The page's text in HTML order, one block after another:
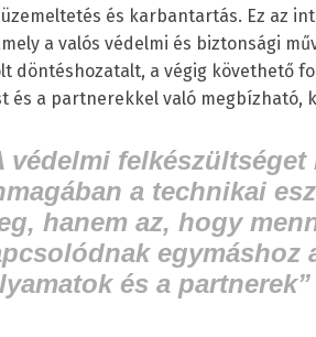
és karbantartás. Ez az
a valós védelmi és biztonsági
döntéshozatalt, a végig követhető
és a partnerekkel való megbízható,
védelmi felkészültséget
a technikai
hanem az, hogy
egymáshoz
és a partnerek”